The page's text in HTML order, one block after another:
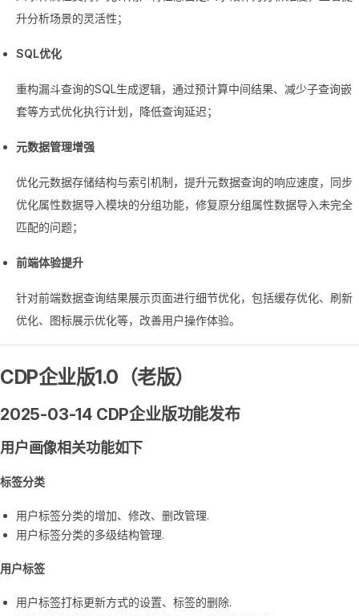
升分析场景的灵活性；
SQL优化
重构漏斗查询的SQL生成逻辑，通过预计算中间结果、减少子查询嵌
套等方式优化执行计划，降低查询延迟；
元数据管理增强
优化元数据存储结构与索引机制，提升元数据查询的响应速度，同步
优化属性数据导入模块的分组功能，修复原分组属性数据导入未完全
匹配的问题；
前端体验提升
针对前端数据查询结果展示页面进行细节优化，包括缓存优化、刷新
优化、图标展示优化等，改善用户操作体验。
CDP企业版1.0（老版）
2025-03-14 CDP企业版功能发布
用户画像相关功能如下
标签分类
用户标签分类的增加、修改、删改管理.
用户标签分类的多级结构管理.
用户标签
用户标签打标更新方式的设置、标签的删除.